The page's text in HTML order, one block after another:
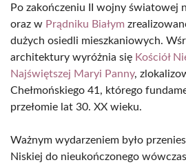
Po zakończeniu II wojny światowej
oraz w Prądniku Białym
dużych osiedli mieszkaniowych.
architektury wyróżnia się Kościół
Najświętszej Maryi Panny,
Chełmońskiego 41, którego
przełomie lat 30. XX wieku.
Ważnym wydarzeniem było
Niskiej do nieukończonego